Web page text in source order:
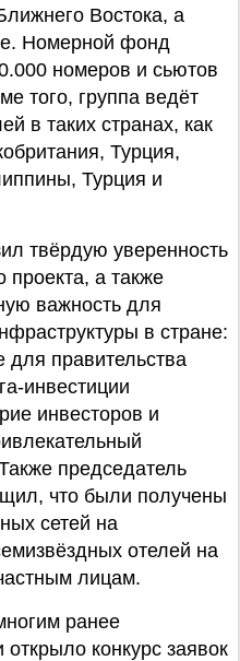
Востока, а
Номерной фонд
номеров и сьютов
того, группа ведёт
в таких странах, как
Турция,
Турция и
твёрдую уверенность
проекта, а также
важность для
в стране:
для правительства
инвестиции
инвесторов и
председатель
что были получены
сетей на
отелей на
лицам.
ранее
конкурс заявок